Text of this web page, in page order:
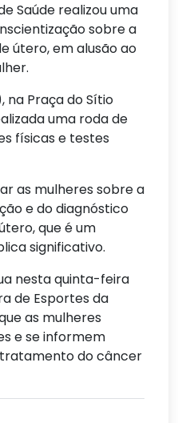
Saúde realizou uma
sobre a
útero, em alusão ao
Praça do Sítio
uma roda de
físicas e testes
as mulheres sobre a
e do diagnóstico
que é um
significativo.
nesta quinta-feira
de Esportes da
as mulheres
e se informem
do câncer